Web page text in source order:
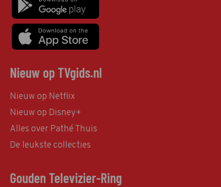
Nieuw op TVgids.nl
Nieuw op Netflix
Nieuw op Disney+
Alles over Pathé Thuis
De leukste collecties
Gouden Televizier-Ring